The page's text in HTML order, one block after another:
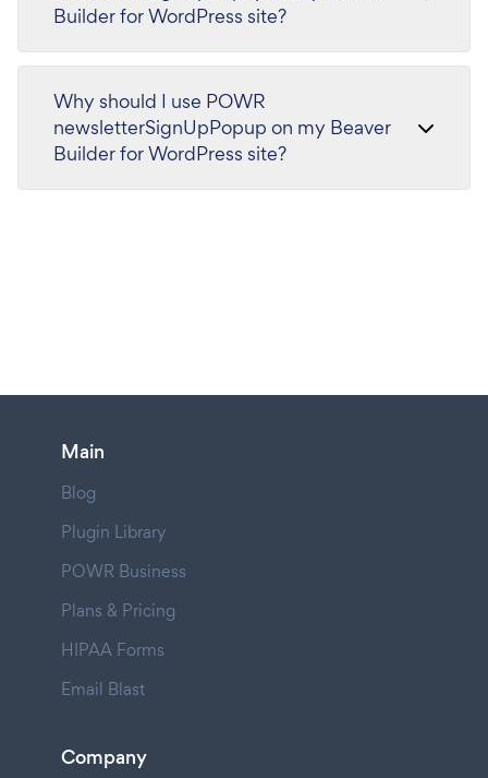
Builder for WordPress site?
Why should I use POWR
newsletterSignUpPopup on my Beaver
Builder for WordPress site?
Main
Blog
Plugin Library
POWR Business
Plans & Pricing
HIPAA Forms
Email Blast
Company